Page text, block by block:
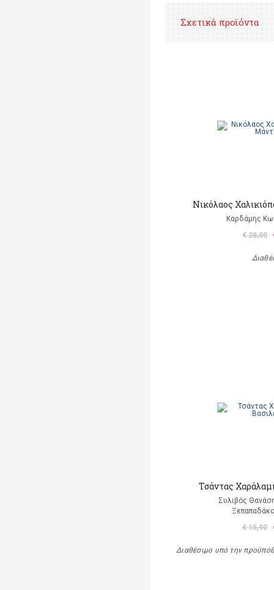
Σχετικά προϊόντα
Νικόλαος
Καρδάμης
€ 28,00
Τσάντας
Συλιβός
€ 15,90
Διαθέσιμο υπό την